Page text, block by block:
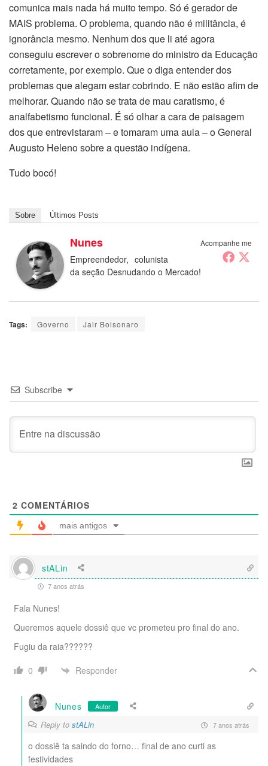
comunica mais nada há muito tempo. Só é gerador de
MAIS problema. O problema, quando não é militância, é
ignorância mesmo. Nenhum dos que li até agora
conseguiu escrever o sobrenome do ministro da Educação
corretamente, por exemplo. Que o diga entender dos
problemas que alegam estar cobrindo. E não estão afim de
melhorar. Quando não se trata de mau caratismo, é
analfabetismo funcional. É só olhar a cara de paisagem
dos que entrevistaram – e tomaram uma aula – o General
Augusto Heleno sobre a questão indígena.
Tudo bocó!
Sobre Últimos Posts
Acompanhe me
Nunes
Empreendedor, colunista
da seção Desnudando o Mercado!
Tags: Governo Jair Bolsonaro
Subscribe
2 COMENTÁRIOS
mais antigos
stALin
7 anos atrás
Fala Nunes!
Queremos aquele dossiê que vc prometeu pro final do ano.
Fugiu da raia??????
0
Responder
Nunes Autor
Reply to stALin 7 anos atrás
o dossiê ta saindo do forno… final de ano curti as
festividades